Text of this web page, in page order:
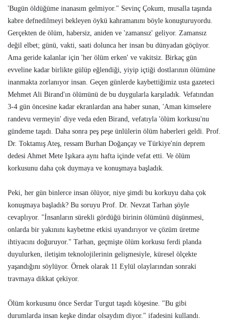
'Bugün öldüğüme inanasım gelmiyor." Sevinç Çokum, musalla taşında
kabre defnedilmeyi bekleyen öykü kahramanını böyle konuşturuyordu.
Gerçekten de ölüm, habersiz, aniden ve 'zamansız' geliyor. Zamansız
değil elbet; günü, vakti, saati dolunca her insan bu dünyadan göçüyor.
Ama geride kalanlar için 'her ölüm erken' ve vakitsiz. Birkaç gün
evveline kadar birlikte gülüp eğlendiği, yiyip içtiği dostlarının ölümüne
inanmakta zorlanıyor insan. Geçen günlerde kaybettiğimiz usta gazeteci
Mehmet Ali Birand'ın ölümünü de bu duygularla karşıladık. Vefatından
3-4 gün öncesine kadar ekranlardan ana haber sunan, 'Aman kimselere
randevu vermeyin' diye veda eden Birand, vefatıyla 'ölüm korkusu'nu
gündeme taşıdı. Daha sonra peş peşe ünlülerin ölüm haberleri geldi. Prof.
Dr. Toktamış Ateş, ressam Burhan Doğançay ve Türkiye'nin deprem
dedesi Ahmet Mete Işıkara aynı hafta içinde vefat etti. Ve ölüm
korkusunu daha çok duymaya ve konuşmaya başladık.
Peki, her gün binlerce insan ölüyor, niye şimdi bu korkuyu daha çok
konuşmaya başladık? Bu soruyu Prof. Dr. Nevzat Tarhan şöyle
cevaplıyor. "İnsanların sürekli gördüğü birinin ölümünü düşünmesi,
onlarda bir yakınını kaybetme etkisi uyandırıyor ve çözüm üretme
ihtiyacını doğuruyor." Tarhan, geçmişte ölüm korkusu ferdi planda
duyulurken, iletişim teknolojilerinin gelişmesiyle, küresel ölçekte
yaşandığını söylüyor. Örnek olarak 11 Eylül olaylarından sonraki
travmaya dikkat çekiyor.
Ölüm korkusunu önce Serdar Turgut taşıdı köşesine. "Bu gibi
durumlarda insan keşke dindar olsaydım diyor." ifadesini kullandı.